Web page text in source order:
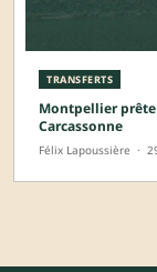
TRANSFERTS
Montpellier
Carcassonne
Félix Lapoussière ·